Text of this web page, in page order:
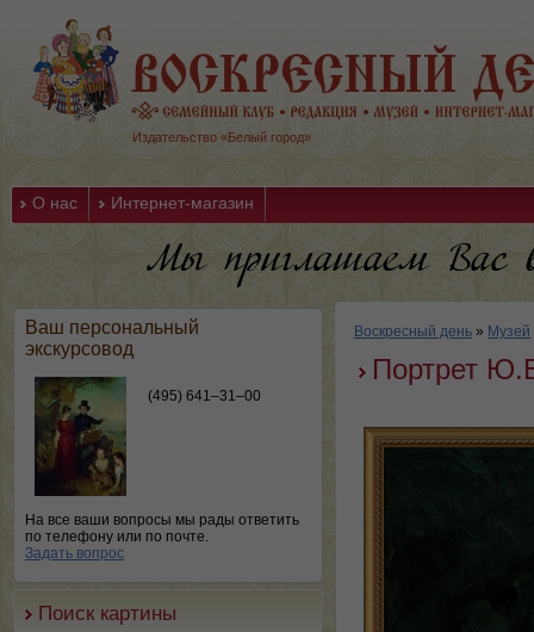
Издательство «Белый город»
О нас Интернет-магазин
Ваш персональный
экскурсовод
(495) 641–31–00
На все ваши вопросы мы рады ответить
по телефону или по почте.
Задать вопрос
Поиск картины
Воскресный день » Музей
Портрет